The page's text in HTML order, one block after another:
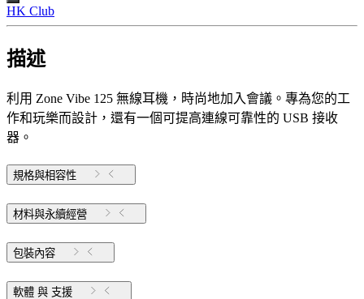
HK Club
描述
利用 Zone Vibe 125 無線耳機，時尚地加入會議。專為您的工
作和玩樂而設計，還有一個可提高連線可靠性的 USB 接收
器。
規格與相容性
材料與永續經營
包裝內容
軟體 與 支援